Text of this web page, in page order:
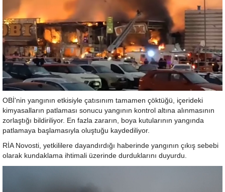
OBİ'nin yangının etkisiyle çatısınım tamamen çöktüğü, içerideki
kimyasalların patlaması sonucu yangının kontrol altına alınmasının
zorlaştığı bildiriliyor. En fazla zararın, boya kutularının yangında
patlamaya başlamasıyla oluştuğu kaydediliyor.
RİA Novosti, yetkililere dayandırdığı haberinde yangının çıkış sebebi
olarak kundaklama ihtimali üzerinde durduklarını duyurdu.